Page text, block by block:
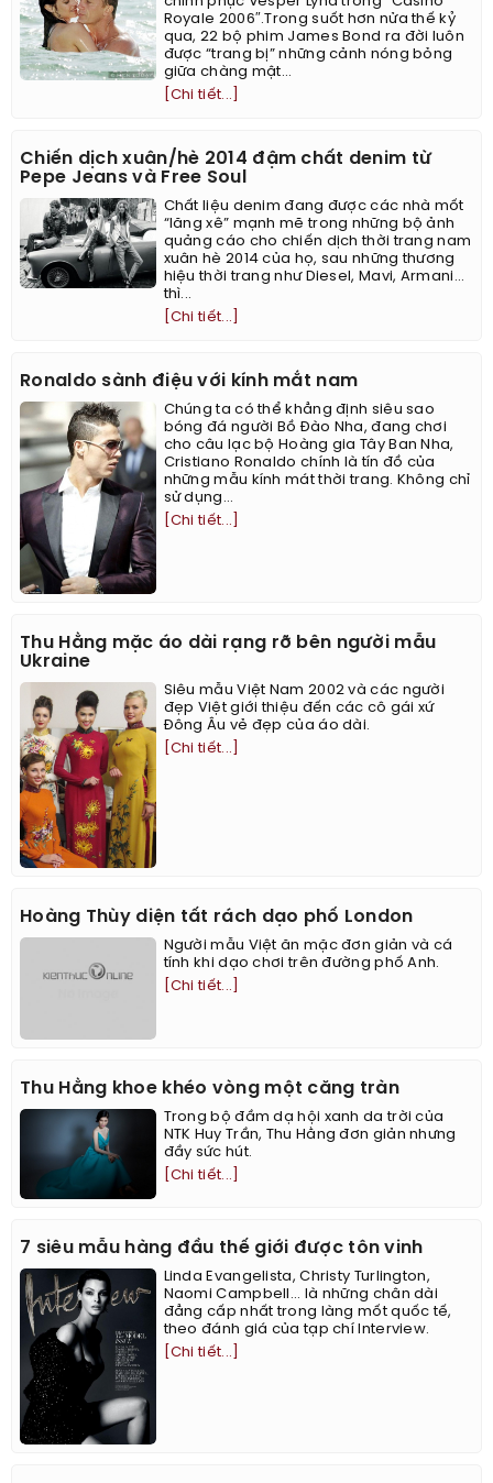
Royale 2006″.Trong suốt hơn nửa thế kỷ
qua, 22 bộ phim James Bond ra đời luôn
được “trang bị” những cảnh nóng bỏng
giữa chàng mật...
[Chi tiết...]
Chiến dịch xuân/hè 2014 đậm chất denim từ
Pepe Jeans và Free Soul
Chất liệu denim đang được các nhà mốt
“lăng xê” mạnh mẽ trong những bộ ảnh
quảng cáo cho chiến dịch thời trang nam
xuân hè 2014 của họ, sau những thương
hiệu thời trang như Diesel, Mavi, Armani…
thì...
[Chi tiết...]
Ronaldo sành điệu với kính mắt nam
Chúng ta có thể khẳng định siêu sao
bóng đá người Bồ Đào Nha, đang chơi
cho câu lạc bộ Hoàng gia Tây Ban Nha,
Cristiano Ronaldo chính là tín đồ của
những mẫu kính mát thời trang. Không chỉ
sử dụng...
[Chi tiết...]
Thu Hằng mặc áo dài rạng rỡ bên người mẫu
Ukraine
Siêu mẫu Việt Nam 2002 và các người
đẹp Việt giới thiệu đến các cô gái xứ
Đông Âu vẻ đẹp của áo dài.
[Chi tiết...]
Hoàng Thùy diện tất rách dạo phố London
Người mẫu Việt ăn mặc đơn giản và cá
tính khi dạo chơi trên đường phố Anh.
[Chi tiết...]
Thu Hằng khoe khéo vòng một căng tràn
Trong bộ đầm dạ hội xanh da trời của
NTK Huy Trần, Thu Hằng đơn giản nhưng
đầy sức hút.
[Chi tiết...]
7 siêu mẫu hàng đầu thế giới được tôn vinh
Linda Evangelista, Christy Turlington,
Naomi Campbell... là những chân dài
đẳng cấp nhất trong làng mốt quốc tế,
theo đánh giá của tạp chí Interview.
[Chi tiết...]